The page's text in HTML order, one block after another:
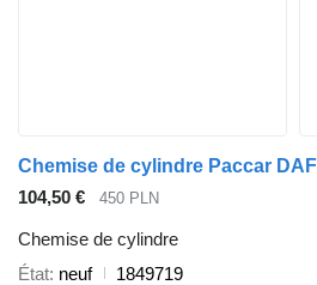
104,50 € 450 PLN
Chemise de cylindre
État neuf
1849719